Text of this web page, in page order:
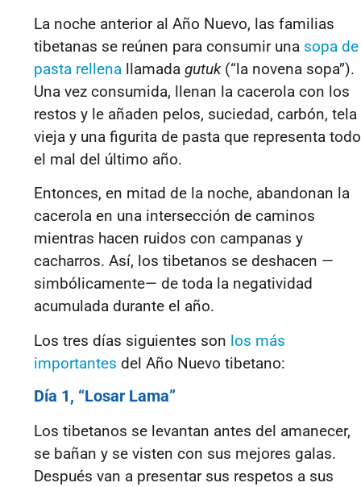
La noche anterior al Año Nuevo, las familias
tibetanas se reúnen para consumir una sopa de
pasta rellena llamada gutuk (“la novena sopa”).
Una vez consumida, llenan la cacerola con los
restos y le añaden pelos, suciedad, carbón, tela
vieja y una figurita de pasta que representa todo
el mal del último año.
Entonces, en mitad de la noche, abandonan la
cacerola en una intersección de caminos
mientras hacen ruidos con campanas y
cacharros. Así, los tibetanos se deshacen —
simbólicamente— de toda la negatividad
acumulada durante el año.
Los tres días siguientes son los más
importantes del Año Nuevo tibetano:
Día 1, “Losar Lama”
Los tibetanos se levantan antes del amanecer,
se bañan y se visten con sus mejores galas.
Después van a presentar sus respetos a sus